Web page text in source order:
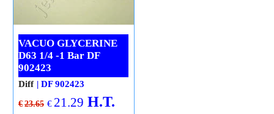
VACUO GLYCERINE
D63 1/4 -1 Bar DF
902423
€ 23.65 € 21.29 H.T.
Diff DF 902423